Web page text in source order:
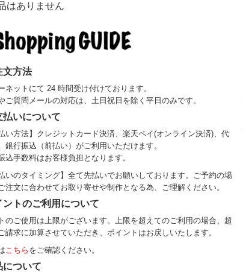
はありません
文方法
ネットにて 24 時間受け付けております。
ご質問メールの対応は、土日祝日を除く平日のみです。
いについて
い方法】クレジットカード決済、楽天ペイ(オンライン決済)、代
銀行振込（前払い）がご利用いただけます。
込手数料はお客様負担となります。
いのタイミング】全て先払いでお願いしております。ご予約の場
注文に合わせてお取り寄せや制作となる為、ご理解ください。
トのご利用について
のご使用は上限がございます。上限を超えてのご利用の場合、超
請求に加算させていただき、ポイントはお戻しいたします。
こちら をご確認ください。
ついて